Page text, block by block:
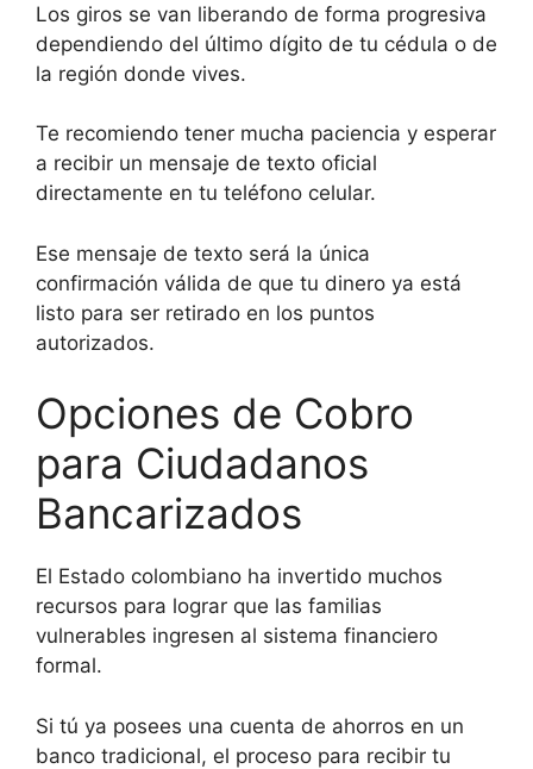
Los giros se van liberando de forma progresiva
dependiendo del último dígito de tu cédula o de
la región donde vives.
Te recomiendo tener mucha paciencia y esperar
a recibir un mensaje de texto oficial
directamente en tu teléfono celular.
Ese mensaje de texto será la única
confirmación válida de que tu dinero ya está
listo para ser retirado en los puntos
autorizados.
Opciones de Cobro
para Ciudadanos
Bancarizados
El Estado colombiano ha invertido muchos
recursos para lograr que las familias
vulnerables ingresen al sistema financiero
formal.
Si tú ya posees una cuenta de ahorros en un
banco tradicional, el proceso para recibir tu